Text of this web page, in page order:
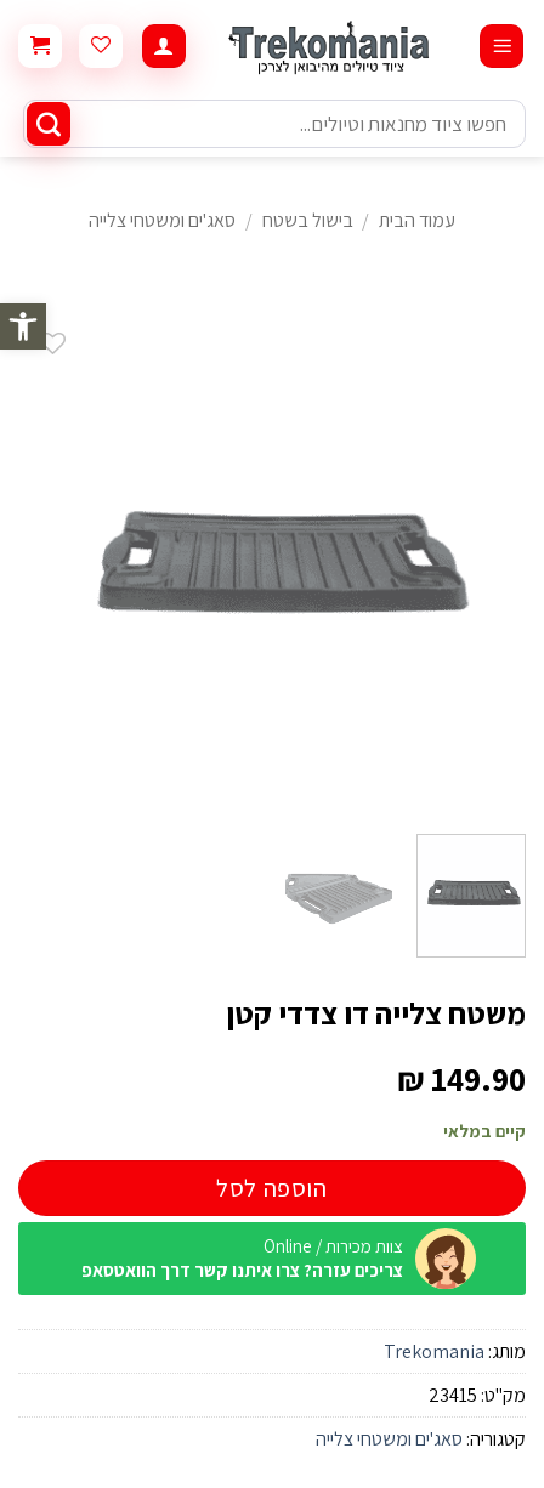
פתח
content
חיפוש
עבור:
עמוד הבית / בישול בשטח / סאג'ים ומשטחי צלייה
משטח צלייה דו צדדי קטן
₪149.90
קיים במלאי
הוספה לסל
צוות מכירות / Online
צריכים עזרה? צרו איתנו קשר דרך הוואטסאפ
מותג: Trekomania
מק"ט: 23415
קטגוריה: סאג'ים ומשטחי צלייה